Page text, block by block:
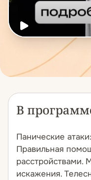
В
Панические
Правильная
расстройствами.
искажения.